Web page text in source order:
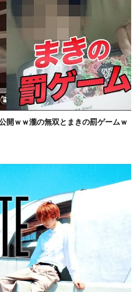
開ｗｗ瀧の無双とまきの罰ゲームｗ